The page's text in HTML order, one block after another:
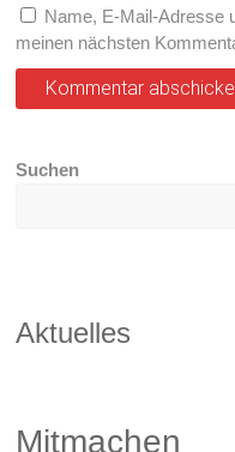
Name, E-Mail-Adresse
meinen nächsten
Suchen
Aktuelles
Mitmachen